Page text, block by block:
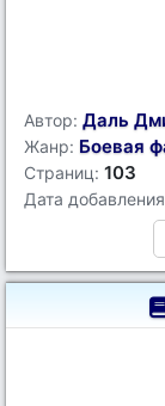
Автор: Даль
Жанр: Боевая
Страниц: 103
Дата